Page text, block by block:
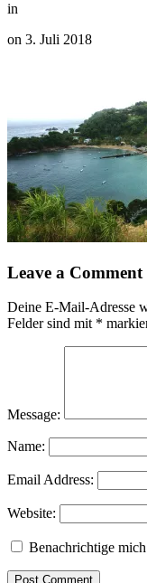
in
on 3. Juli 2018
Leave a Comment
Deine E-Mail-Adresse
Felder sind mit *
Message:
Name:
Email Address:
Website:
Benachrichtige